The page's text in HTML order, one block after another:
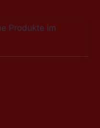
Produkte im